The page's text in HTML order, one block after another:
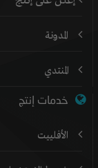
المدونة
المنتدي
خدمات إنتج
الأفلييت